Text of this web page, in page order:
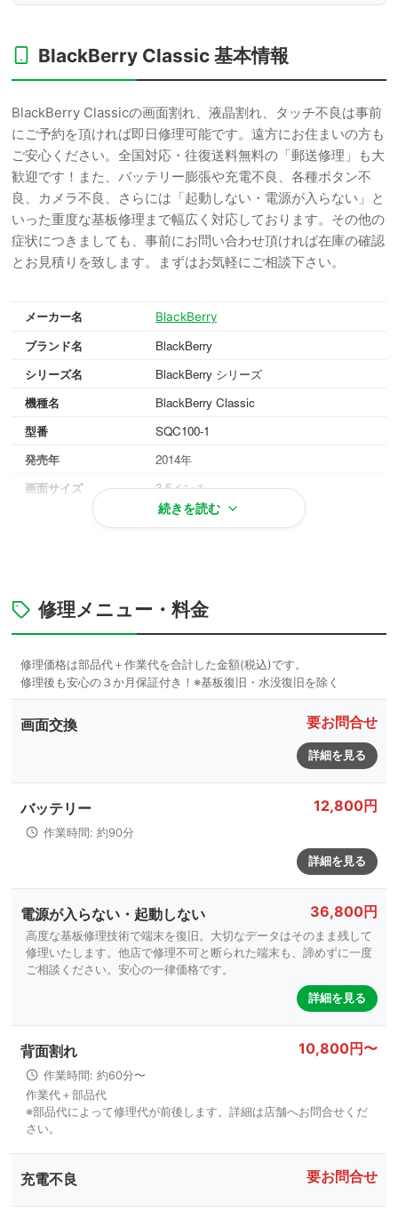
BlackBerry Classic 基本情報
BlackBerry Classicの画面割れ、液晶割れ、タッチ不良は事前
にご予約を頂ければ即日修理可能です。遠方にお住まいの方も
ご安心ください。全国対応・往復送料無料の「郵送修理」も大
歓迎です！また、バッテリー膨張や充電不良、各種ボタン不
良、カメラ不良、さらには「起動しない・電源が入らない」と
いった重度な基板修理まで幅広く対応しております。その他の
症状につきましても、事前にお問い合わせ頂ければ在庫の確認
とお見積りを致します。まずはお気軽にご相談下さい。
メーカー名 BlackBerry
ブランド名
BlackBerry
シリーズ名
BlackBerry シリーズ
機種名
BlackBerry Classic
型番
SQC100-1
発売年
2014年
画面サイズ
3.5インチ
178g
本体カラー
ブラック, ホワイト
続きを読む
修理メニュー・料金
画面交換 要お問合せ
詳細を見る
バッテリー 12,800円
作業時間: 約90分
詳細を見る
電源が入らない・起動しない 36,800円
高度な基板修理技術で端末を復旧。大切なデータはそのまま残して
修理いたします。他店で修理不可と断られた端末も、諦めずに一度
ご相談ください。安心の一律価格です。
詳細を見る
背面割れ 10,800円〜
作業時間: 約60分〜
作業代＋部品代
※部品代によって修理代が前後します。詳細は店舗へお問合せくだ
さい。
充電不良 要お問合せ